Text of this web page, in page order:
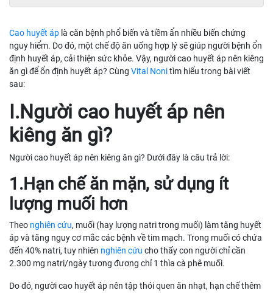
Cao huyết áp là căn bệnh phổ biến và tiềm ẩn nhiều biến chứng
nguy hiểm. Do đó, một chế độ ăn uống hợp lý sẽ giúp người bệnh ổn
định huyết áp, cải thiện sức khỏe. Vậy, người cao huyết áp nên kiêng
ăn gì để ổn định huyết áp? Cùng Vital Nonitìm hiểu trong bài viết
sau:
I.Người cao huyết áp nên
kiêng ăn gì?
Người cao huyết áp nên kiêng ăn gì? Dưới đây là câu trả lời:
1.Hạn chế ăn mặn, sử dụng ít
lượng muối hơn
Theo nghiên cứu, muối (hay lượng natri trong muối) làm tăng huyết
áp và tăng nguy cơ mắc các bệnh về tim mạch. Trong muối có chứa
đến 40% natri, tuy nhiên nghiên cứu cho thấy con người chỉ cần
2.300 mg natri/ngày tương đương chỉ 1 thìa cà phê muối.
Do đó, người cao huyết áp nên tập thói quen ăn nhạt, hạn chế thêm